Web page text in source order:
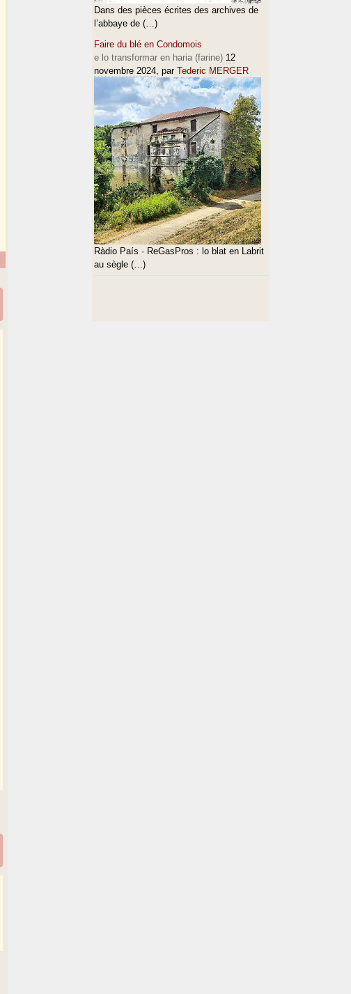
Dans des pièces écrites des archives de
l’abbaye de (…)
Faire du blé en Condomois
e lo transformar en haria (farine) 12
novembre 2024, par Tederic MERGER
Ràdio País · ReGasPros : lo blat en Labrit
au sègle (…)